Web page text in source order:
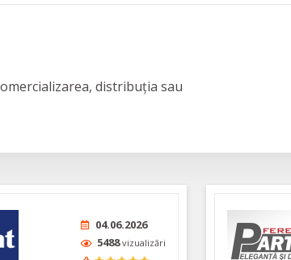
distribuția sau
04.06.2026
5488vizualizări